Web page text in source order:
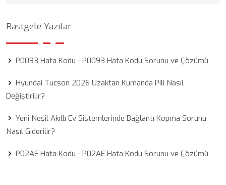
Rastgele Yazılar
P0093 Hata Kodu - P0093 Hata Kodu Sorunu ve Çözümü
Hyundai Tucson 2026 Uzaktan Kumanda Pili Nasıl
Değiştirilir?
Yeni Nesil Akıllı Ev Sistemlerinde Bağlantı Kopma Sorunu
Nasıl Giderilir?
P02AE Hata Kodu - P02AE Hata Kodu Sorunu ve Çözümü